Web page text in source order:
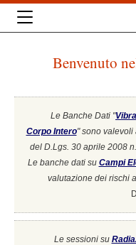
Benvenuto
Le Banche Dati "
Corpo Intero"sono valevoli
del D.Lgs. 30 aprile 2008
Le banche dati su Campi
valutazione dei rischi
Le sessioni su